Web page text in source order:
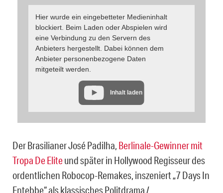
Hier wurde ein eingebetteter Medieninhalt
blockiert. Beim Laden oder Abspielen wird
eine Verbindung zu den Servern des
Anbieters hergestellt. Dabei können dem
Anbieter personenbezogene Daten
mitgeteilt werden.
Inhalt laden
Der Brasilianer José Padilha, Berlinale-Gewinner mit
Tropa De Eliteund später in Hollywood Regisseur des
ordentlichen Robocop-Remakes, inszeniert „7 Days In
Entebbe“ als klassisches Politdrama /